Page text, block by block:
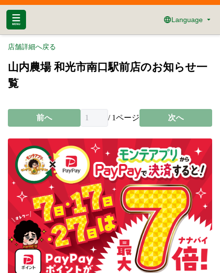
Language
店舗詳細へ戻る
山内農場 和光市南口駅前店のお知らせ一
覧
前へ / 1ページ 次へ